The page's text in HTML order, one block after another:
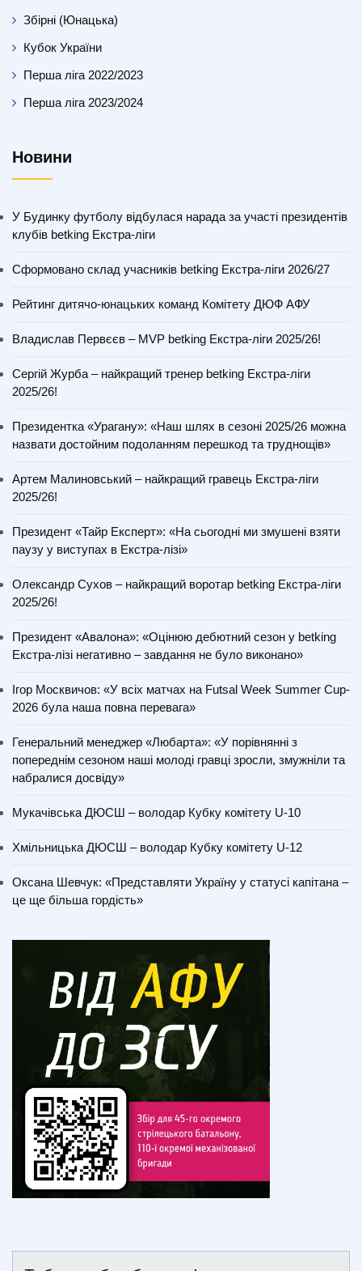
Збірні (Юнацька)
Кубок України
Перша ліга 2022/2023
Перша ліга 2023/2024
Новини
У Будинку футболу відбулася нарада за участі президентів
клубів betking Екстра-ліги
Сформовано склад учасників betking Екстра-ліги 2026/27
Рейтинг дитячо-юнацьких команд Комітету ДЮФ АФУ
Владислав Первєєв – MVP betking Екстра-ліги 2025/26!
Сергій Журба – найкращий тренер betking Екстра-ліги
2025/26!
Президентка «Урагану»: «Наш шлях в сезоні 2025/26 можна
назвати достойним подоланням перешкод та труднощів»
Артем Малиновський – найкращий гравець Екстра-ліги
2025/26!
Президент «Тайр Експерт»: «На сьогодні ми змушені взяти
паузу у виступах в Екстра-лізі»
Олександр Сухов – найкращий воротар betking Екстра-ліги
2025/26!
Президент «Авалона»: «Оцінюю дебютний сезон у betking
Екстра-лізі негативно – завдання не було виконано»
Ігор Москвичов: «У всіх матчах на Futsal Week Summer Cup-
2026 була наша повна перевага»
Генеральний менеджер «Любарта»: «У порівнянні з
попереднім сезоном наші молоді гравці зросли, змужніли та
набралися досвіду»
Мукачівська ДЮСШ – володар Кубку комітету U-10
Хмільницька ДЮСШ – володар Кубку комітету U-12
Оксана Шевчук: «Представляти Україну у статусі капітана –
це ще більша гордість»